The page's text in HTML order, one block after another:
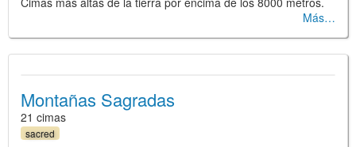
Más
Montañas Sagradas
21 cimas
sacred